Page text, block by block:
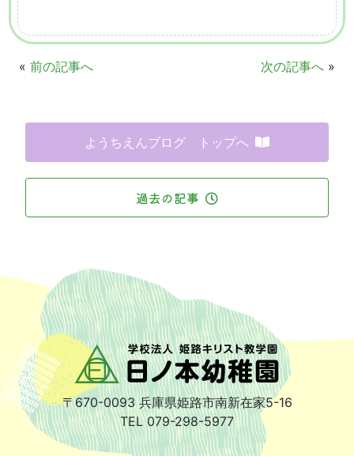
« 前の記事へ 次の記事へ »
ようちえんブログ トップへ
過去の記事
〒670-0093 兵庫県姫路市南新在家5-16
TEL 079-298-5977